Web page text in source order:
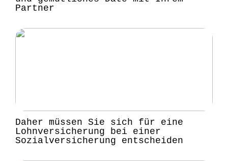
Partner
Daher müssen Sie sich für eine
Lohnversicherung bei einer
Sozialversicherung entscheiden